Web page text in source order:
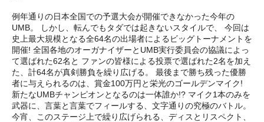
例年通りの日本全国での予選大会が開催できなかった今年の
UMB。 しかし、転んでもタダでは起きないスタイルで、 今回は
史上最大規模となる全64名の出場者によるビッグトーナメントを
開催! 全国各地のオーガナイザーとUMB実行委員会の協議によっ
て選ばれた62名と ファンの皆様による投票で選ばれた2名を加え
た、計64名が真剣勝負を繰り広げる。 最後まで勝ち残った優勝
者に与えられるのは、賞金100万円と栄光のゴールデンマイク!
新たなUMBチャンピオンとなるのは一体誰か!? マイク1本のみを
武器に、言葉と言葉でフィールする、文字通りの究極のバトル。
今宵、このステージ上で繰り広げられる、ディスとリスペクト、